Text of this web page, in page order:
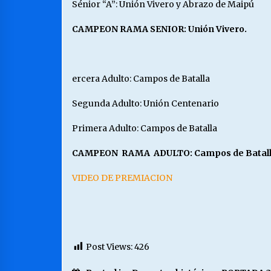
Sénior “A”: Unión Vivero y Abrazo de Maipú
CAMPEON RAMA SENIOR: Unión Vivero.
ercera Adulto: Campos de Batalla
Segunda Adulto: Unión Centenario
Primera Adulto: Campos de Batalla
CAMPEON RAMA ADULTO: Campos de
VIDEO DE PREMIACION
Post Views:426